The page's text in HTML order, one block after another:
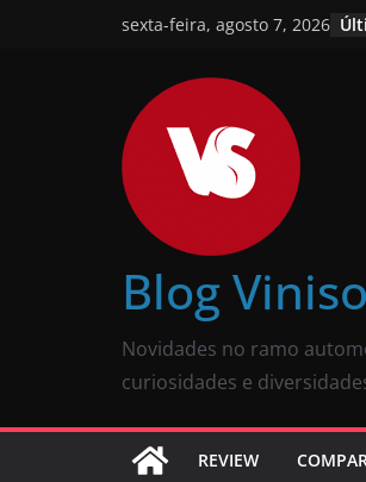
sexta-feira, agosto 7, 2026
Blog
Novidades no ramo
curiosidades e
REVIEW